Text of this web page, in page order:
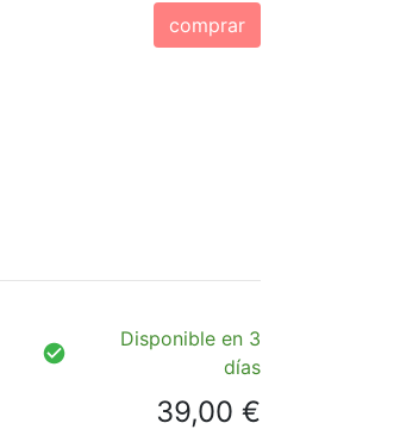
comprar
Disponible en 3
días
39,00 €